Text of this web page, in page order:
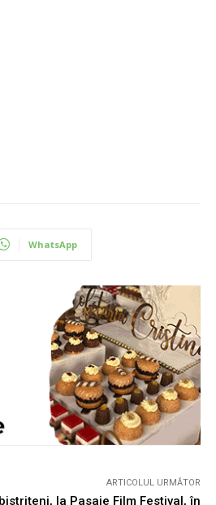
WhatsApp
ARTICOLUL URMĂTOR
la Pasaje Film Festival, în